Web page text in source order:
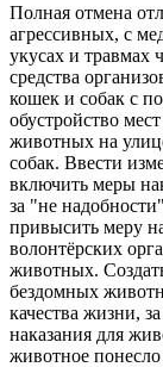
Полная отмена
агрессивных, с
укусах и травмах
средства
кошек и собак с
обустройство
животных на
собак. Ввести
включить меры
за "не
привысить меру
волонтёрских
животных.
бездомных
качества жизни,
наказания для
животное